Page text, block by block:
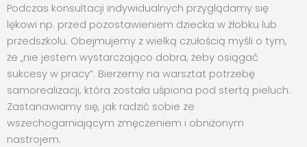
Podczas konsultacji indywidualnych przyglądamy się
lękowi np. przed pozostawieniem dziecka w żłobku lub
przedszkolu. Obejmujemy z wielką czułością myśli o tym,
że „nie jestem wystarczająco dobra, żeby osiągać
sukcesy w pracy”. Bierzemy na warsztat potrzebę
samorealizacji, która została uśpiona pod stertą pieluch.
Zastanawiamy się, jak radzić sobie ze
wszechogarniającym zmęczeniem i obniżonym
nastrojem.